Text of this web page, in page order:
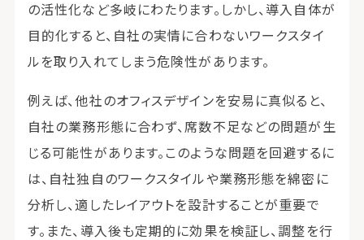
の活性化など多岐にわたります。しかし、導入自体が
目的化すると、自社の実情に合わないワークスタイ
ルを取り入れてしまう危険性があります。
例えば、他社のオフィスデザインを安易に真似ると、
自社の業務形態に合わず、席数不足などの問題が生
じる可能性があります。このような問題を回避するに
は、自社独自のワークスタイルや業務形態を綿密に
分析し、適したレイアウトを設計することが重要で
す。また、導入後も定期的に効果を検証し、調整を行